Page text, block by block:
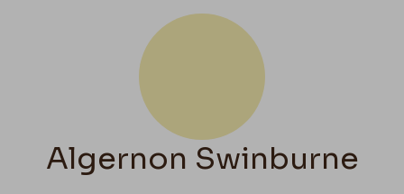
Algernon Swinburne